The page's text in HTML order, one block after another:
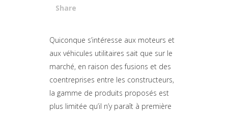
Share
Attiva comando
Quiconque s’intéresse aux moteurs et
aux véhicules utilitaires sait que sur le
marché, en raison des fusions et des
coentreprises entre les constructeurs,
la gamme de produits proposés est
plus limitée qu’il n’y paraît à première